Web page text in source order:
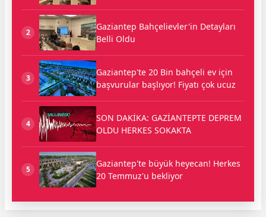
2
Gaziantep Bahçelievler'in Detayları
Belli Oldu
3
Gaziantep'te 20 Bin bahçeli ev için
başvurular başlıyor! Fiyatı çok ucuz
4
SON DAKİKA: GAZİANTEPTE DEPREM
OLDU HERKES SOKAKTA
5
Gaziantep'te büyük heyecan! Herkes
20 Temmuz'u bekliyor